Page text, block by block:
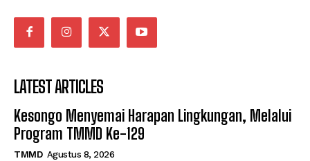
LATEST ARTICLES
Kesongo Menyemai Harapan Lingkungan, Melalui
Program TMMD Ke-129
TMMD Agustus 8, 2026